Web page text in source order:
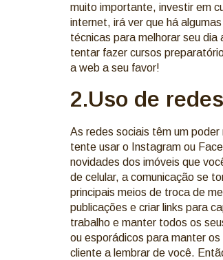
muito importante, investir em
internet, irá ver que há
técnicas para melhorar seu
tentar fazer cursos
a web a seu favor!
2.Uso de
As redes sociais têm um
tente usar o Instagram ou
novidades dos imóveis que
de celular, a comunicação se
principais meios de troca de
publicações e criar links para
trabalho e manter todos os
ou esporádicos para manter
cliente a lembrar de você.